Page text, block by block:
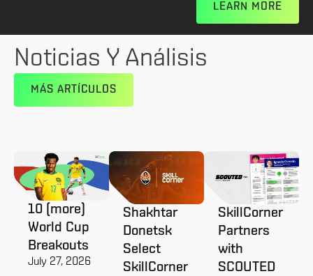
LEARN MORE
Noticias Y Análisis
MÁS ARTÍCULOS
10 (more)
World Cup
Breakouts
July 27, 2026
Shakhtar
Donetsk
Select
SkillCorner
SkillCorner
Partners
with
SCOUTED